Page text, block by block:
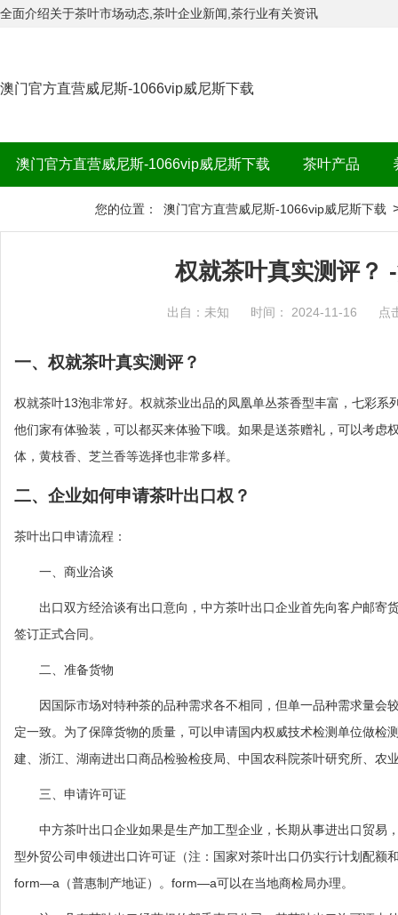
全面介绍关于茶叶市场动态,茶叶企业新闻,茶行业有关资讯
澳门官方直营威尼斯-1066vip威尼斯下载
澳门官方直营威尼斯-1066vip威尼斯下载 茶叶产品
您的位置： 澳门官方直营威尼斯-1066vip威尼斯下载
权就茶叶真实测评？
出自：未知 时间： 2024-11-16 点
一、权就茶叶真实测评？
权就茶叶13泡非常好。权就茶业出品的凤凰单丛茶香型丰富，七彩
他们家有体验装，可以都买来体验下哦。如果是送茶赠礼，可以考
体，黄枝香、芝兰香等选择也非常多样。
二、企业如何申请茶叶出口权？
茶叶出口申请流程：
一、商业洽谈
出口双方经洽谈有出口意向，中方茶叶出口企业首先向客户邮寄
签订正式合同。
二、准备货物
因国际市场对特种茶的品种需求各不相同，但单一品种需求量会
定一致。为了保障货物的质量，可以申请国内权威技术检测单位做
建、浙江、湖南进出口商品检验检疫局、中国农科院茶叶研究所、农
三、申请许可证
中方茶叶出口企业如果是生产加工型企业，长期从事进出口贸易
型外贸公司申领进出口许可证（注：国家对茶叶出口仍实行计划配
form—a（普惠制产地证）。form—a可以在当地商检局办理。